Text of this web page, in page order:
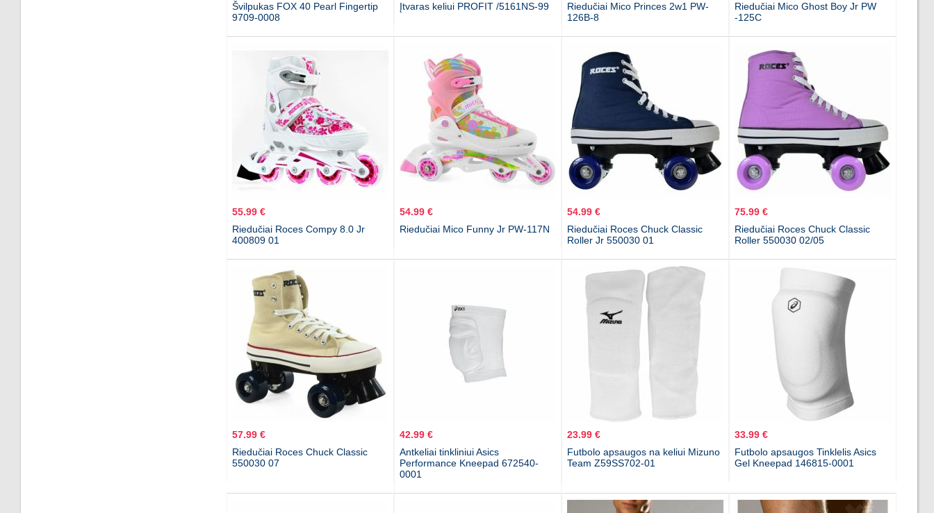
Švilpukas FOX 40 Pearl Fingertip
9709-0008
Įtvaras keliui PROFIT /5161NS-99
Riedučiai Mico Princes 2w1 PW-
126B-8
Riedučiai Mico Ghost Boy Jr PW
-125C
55.99 €
Riedučiai Roces Compy 8.0 Jr
400809 01
54.99 €
Riedučiai Mico Funny Jr PW-117N
54.99 €
Riedučiai Roces Chuck Classic
Roller Jr 550030 01
75.99 €
Riedučiai Roces Chuck Classic
Roller 550030 02/05
57.99 €
Riedučiai Roces Chuck Classic
550030 07
42.99 €
Antkeliai tinkliniui Asics
Performance Kneepad 672540-
0001
23.99 €
Futbolo apsaugos na keliui Mizuno
Team Z59SS702-01
33.99 €
Futbolo apsaugos Tinklelis Asics
Gel Kneepad 146815-0001